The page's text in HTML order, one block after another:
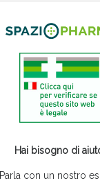
Hai bisogno di
Parla con un nostro